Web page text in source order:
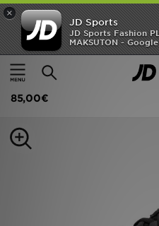
×
JD Sports
JD Sports Fashion
MAKSUTON -
Etusivu
Lapset Lasten
HOKA Clifton 10 Lapset
85,00€
Etusivu
Ale
Miehet